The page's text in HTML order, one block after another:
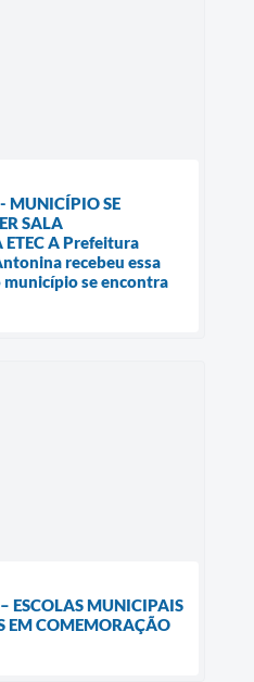
MUNICÍPIO SE
SALA
ETEC A Prefeitura
recebeu essa
município se encontra
ESCOLAS MUNICIPAIS
EM COMEMORAÇÃO